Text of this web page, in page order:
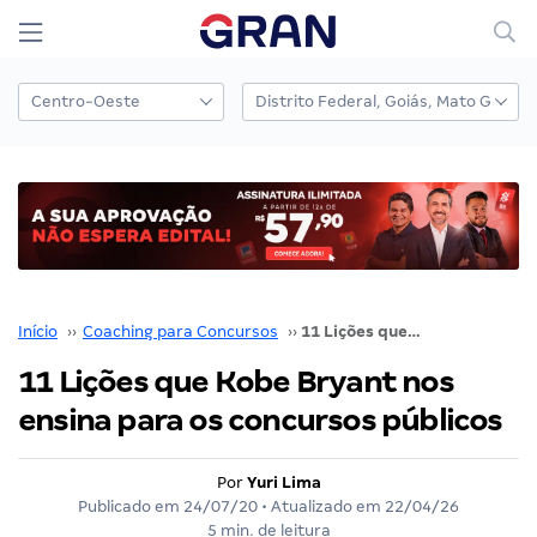
Início ›› Coaching para Concursos ›› 11 Lições que Kobe Bryant nos ensina para os concursos públicos
11 Lições que Kobe Bryant nos
ensina para os concursos públicos
Por Yuri Lima
Publicado em 24/07/20 • Atualizado em 22/04/26
5 min. de leitura